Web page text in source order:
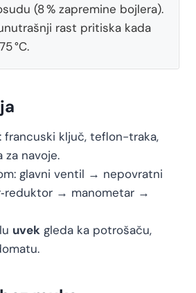
(8 % zapremine bojlera).
rast pritiska kada
°C.
francuski ključ, teflon-traka,
za navoje.
glavni ventil → nepovratni
→ manometar →
uvek gleda ka potrošaču,